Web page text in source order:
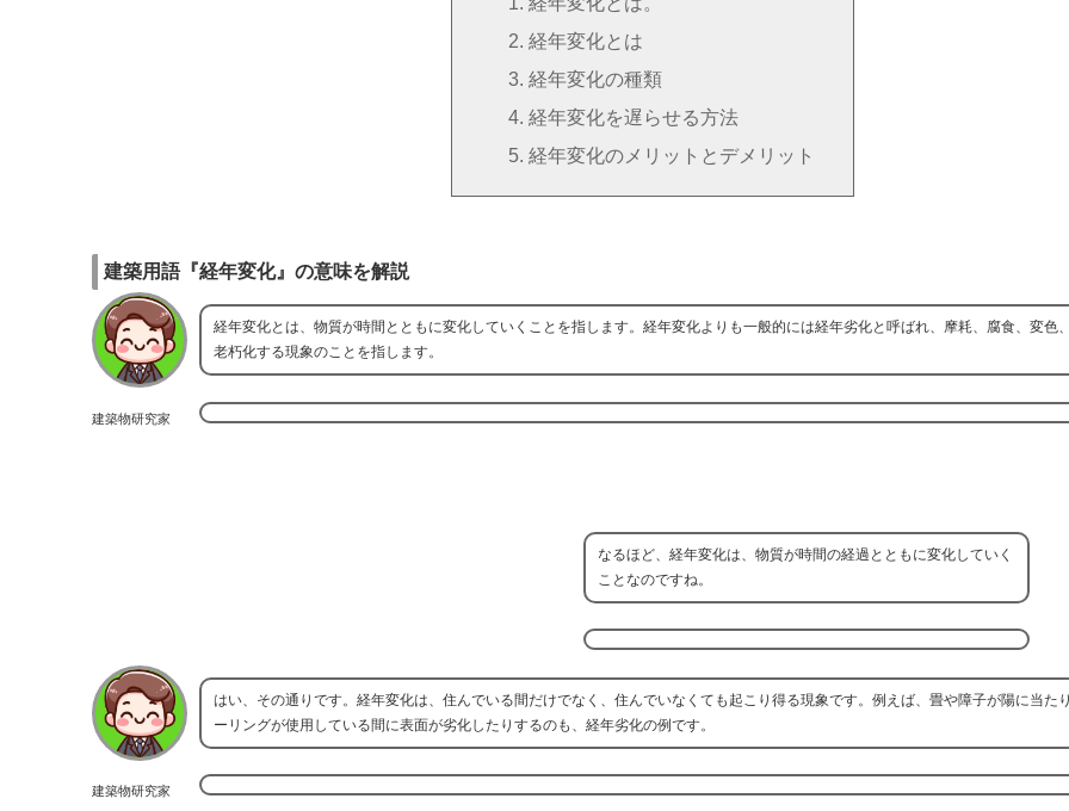
経年変化とは
経年変化の種類
経年変化を遅らせる方法
経年変化のメリットとデメリット
建築用語『経年変化』の意味を解説
建築物研究家
経年変化とは、物質が時間とともに変化していくことを指します。経年変化よりも一般的には経年劣化と呼ばれ、摩耗、腐食、変色
老朽化する現象のことを指します。
なるほど、経年変化は、物質が時間の経過とともに変化していく
ことなのですね。
建築物研究家
はい、その通りです。経年変化は、住んでいる間だけでなく、住んでいなくても起こり得る現象です。例えば、畳や障子が陽に当た
ーリングが使用している間に表面が劣化したりするのも、経年劣化の例です。